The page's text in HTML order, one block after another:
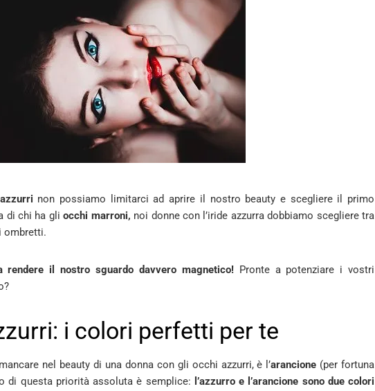
non possiamo limitarci ad aprire il nostro beauty e scegliere il primo
di chi ha gliocchi marroni, noi donne con l’iride azzurra dobbiamo scegliere tra
ombretti.
rendere il nostro sguardo davvero magnetico!Pronte a potenziare i vostri
i colori perfetti per te
nel beauty di una donna con gli occhi azzurri, è l’arancione (per fortuna
di questa priorità assoluta è semplice: l’azzurro e l’arancione sono due colori